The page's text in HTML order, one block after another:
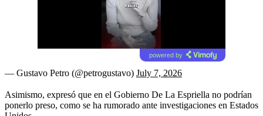
powered by
— Gustavo Petro (@petrogustavo) July 7, 2026
Asimismo, expresó que en el Gobierno De La Espriella no podrían
ponerlo preso, como se ha rumorado ante investigaciones en Estados